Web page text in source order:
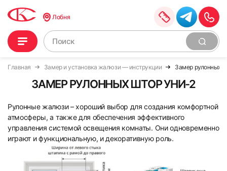
Лобня
Главная Замер и установка жалюзи — инструкции Замер рулонных
ЗАМЕР РУЛОННЫХ ШТОР УНИ-2
Рулонные жалюзи – хороший выбор для создания комфортной
атмосферы, а также для обеспечения эффективного
управления системой освещения комнаты. Они одновременно
играют и функциональную, и декоративную роль.